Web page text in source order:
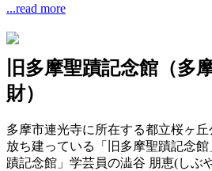
...read more
旧多摩聖蹟記念館（多
財）
多摩市連光寺に所在する都立桜ヶ
放ち建っている「旧多摩聖蹟記念
蹟記念館」学芸員の澁谷 朋恵(しぶ